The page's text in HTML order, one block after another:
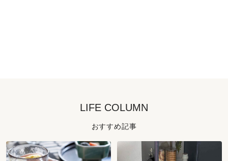
LIFE COLUMN
おすすめ記事